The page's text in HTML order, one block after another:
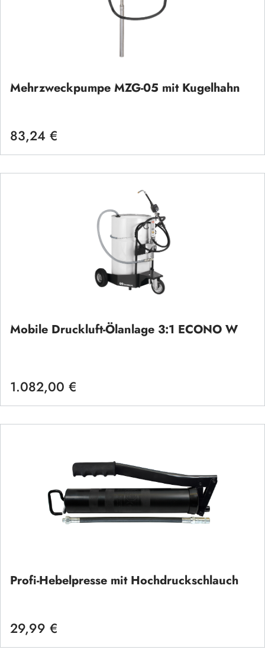
Mehrzweckpumpe MZG-05 mit Kugelhahn
Regulärer Preis:
83,24 €
Mobile Druckluft-Ölanlage 3:1 ECONO W
Regulärer Preis:
1.082,00 €
Profi-Hebelpresse mit Hochdruckschlauch
Regulärer Preis:
29,99 €